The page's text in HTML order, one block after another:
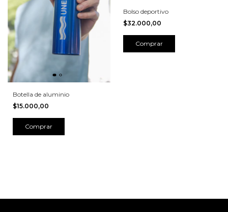
Botella de aluminio
$15.000,00
Bolso deportivo
$32.000,00